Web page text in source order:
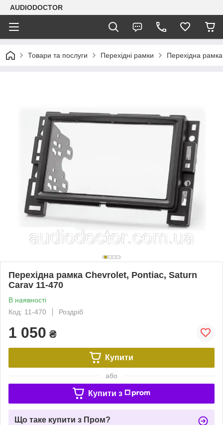
AUDIODOCTOR
Товари та послуги Перехідні рамки Перехідна
Перехідна рамка Chevrolet, Pontiac, Saturn
Carav 11-470
В наявності
Код: 11-470
Роздріб
1 050 ₴
Купити
або
Купити з
Що таке купити з Пром?